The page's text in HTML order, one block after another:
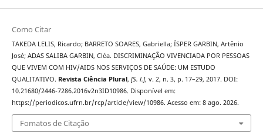
Como Citar
TAKEDA LELIS, Ricardo; BARRETO SOARES, Gabriella; ÍSPER GARBIN, Artênio
José; ADAS SALIBA GARBIN, Cléa. DISCRIMINAÇÃO VIVENCIADA POR PESSOAS
QUE VIVEM COM HIV/AIDS NOS SERVIÇOS DE SAÚDE: UM ESTUDO
QUALITATIVO. Revista Ciência Plural, [S. l.], v. 2, n. 3, p. 17–29, 2017. DOI:
10.21680/2446-7286.2016v2n3ID10986. Disponível em:
https://periodicos.ufrn.br/rcp/article/view/10986. Acesso em: 8 ago. 2026.
Fomatos de Citação